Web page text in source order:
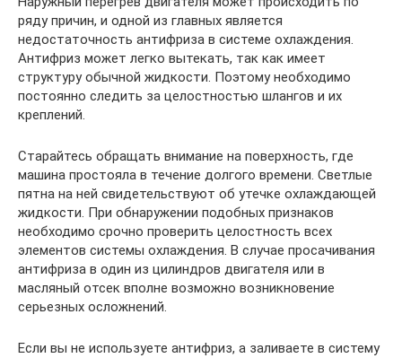
ряду причин, и одной из главных является
недостаточность антифриза в системе охлаждения.
Антифриз может легко вытекать, так как имеет
структуру обычной жидкости. Поэтому необходимо
постоянно следить за целостностью шлангов и их
креплений.
Старайтесь обращать внимание на поверхность, где
машина простояла в течение долгого времени. Светлые
пятна на ней свидетельствуют об утечке охлаждающей
жидкости. При обнаружении подобных признаков
необходимо срочно проверить целостность всех
элементов системы охлаждения. В случае просачивания
антифриза в один из цилиндров двигателя или в
масляный отсек вполне возможно возникновение
серьезных осложнений.
Если вы не используете антифриз, а заливаете в систему